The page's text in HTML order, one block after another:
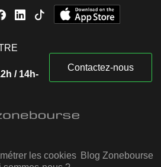
/ 14h-
Contactez-nous
les cookies Blog Zonebourse